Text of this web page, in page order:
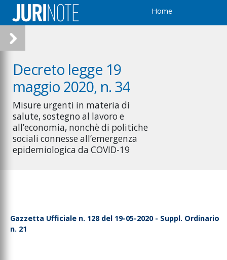
Home
Decreto legge 19
maggio 2020, n. 34
Misure urgenti in materia di
salute, sostegno al lavoro e
all’economia, nonchè di politiche
sociali connesse all’emergenza
epidemiologica da COVID-19
Gazzetta Ufficiale n. 128 del 19-05-2020 - Suppl. Ordinario
n. 21